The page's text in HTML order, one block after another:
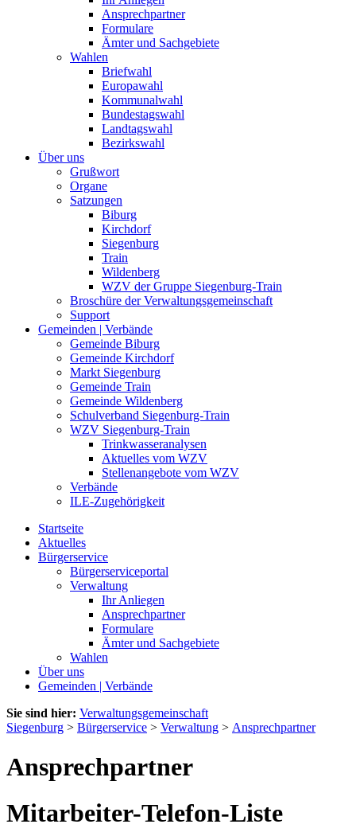
Ansprechpartner
Formulare
Ämter und Sachgebiete
Wahlen
Briefwahl
Europawahl
Kommunalwahl
Bundestagswahl
Landtagswahl
Bezirkswahl
Über uns
Grußwort
Organe
Satzungen
Biburg
Kirchdorf
Siegenburg
Train
Wildenberg
WZV der Gruppe Siegenburg-Train
Broschüre der Verwaltungsgemeinschaft
Support
Gemeinden | Verbände
Gemeinde Biburg
Gemeinde Kirchdorf
Markt Siegenburg
Gemeinde Train
Gemeinde Wildenberg
Schulverband Siegenburg-Train
WZV Siegenburg-Train
Trinkwasseranalysen
Aktuelles vom WZV
Stellenangebote vom WZV
Verbände
ILE-Zugehörigkeit
Startseite
Aktuelles
Bürgerservice
Bürgerserviceportal
Verwaltung
Ihr Anliegen
Ansprechpartner
Formulare
Ämter und Sachgebiete
Wahlen
Über uns
Gemeinden | Verbände
Sie sind hier: Verwaltungsgemeinschaft
Siegenburg > Bürgerservice > Verwaltung > Ansprechpartner
Ansprechpartner
Mitarbeiter-Telefon-Liste